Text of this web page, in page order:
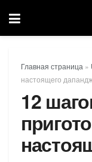
Главная страница »
настоящего
12